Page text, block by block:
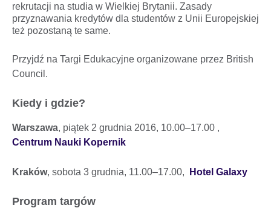
rekrutacji na studia w Wielkiej Brytanii. Zasady
przyznawania kredytów dla studentów z Unii Europejskiej
też pozostaną te same.
Przyjdź na Targi Edukacyjne organizowane przez British
Council.
Kiedy i gdzie?
Warszawa, piątek 2 grudnia 2016, 10.00–17.00 ,
Centrum Nauki Kopernik
Kraków, sobota 3 grudnia, 11.00–17.00, Hotel Galaxy
Program targów